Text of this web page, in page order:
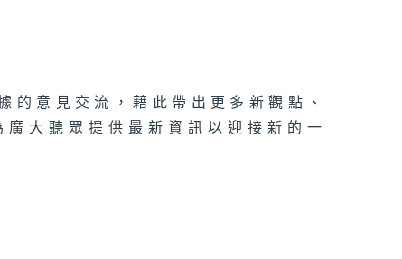
的意見交流，藉此帶出更多新觀點、
大聽眾提供最新資訊以迎接新的一